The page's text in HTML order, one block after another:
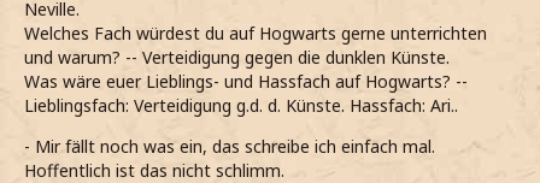
Neville.
Welches Fach würdest du auf Hogwarts gerne unterrichten
und warum? -- Verteidigung gegen die dunklen Künste.
Was wäre euer Lieblings- und Hassfach auf Hogwarts? --
Lieblingsfach: Verteidigung g.d. d. Künste. Hassfach: Ari..
- Mir fällt noch was ein, das schreibe ich einfach mal.
Hoffentlich ist das nicht schlimm.